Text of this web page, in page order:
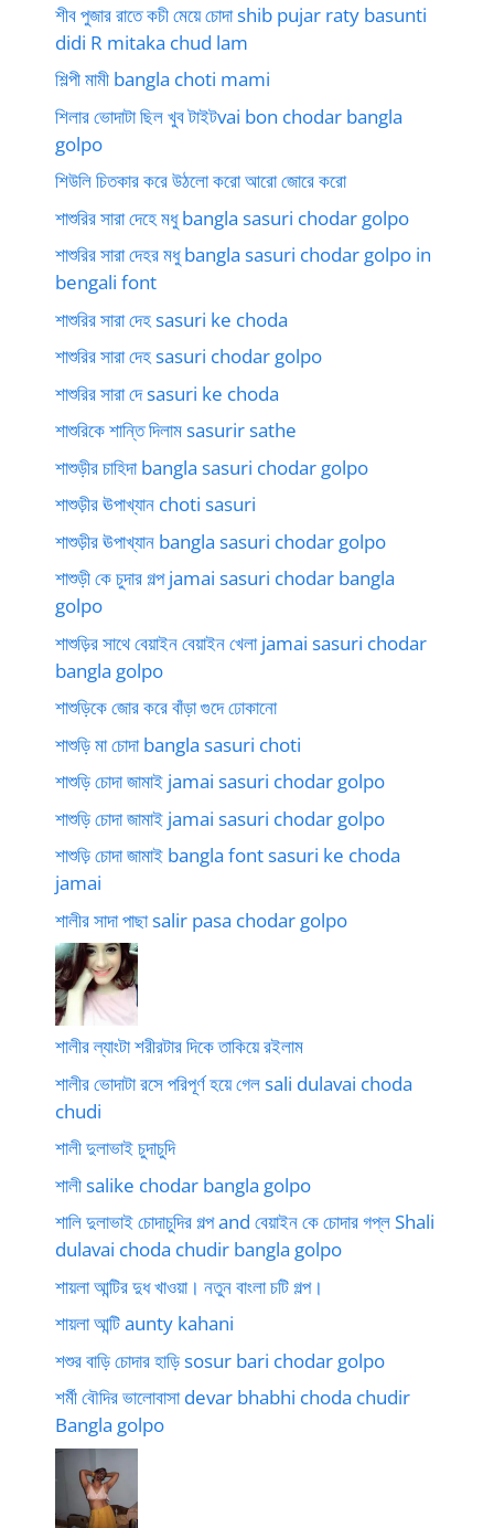
শীব পুজার রাতে কচী মেয়ে চোদা shib pujar raty basunti
didi R mitaka chud lam
শিল্পী মামী bangla choti mami
শিলার ভোদাটা ছিল খুব টাইটvai bon chodar bangla
golpo
শিউলি চিতকার করে উঠলো করো আরো জোরে করো
শাশুরির সারা দেহে মধু bangla sasuri chodar golpo
শাশুরির সারা দেহর মধু bangla sasuri chodar golpo in
bengali font
শাশুরির সারা দেহ sasuri ke choda
শাশুরির সারা দেহ sasuri chodar golpo
শাশুরির সারা দে sasuri ke choda
শাশুরিকে শান্তি দিলাম sasurir sathe
শাশুড়ীর চাহিদা bangla sasuri chodar golpo
শাশুড়ীর ঊপাখ্যান choti sasuri
শাশুড়ীর ঊপাখ্যান bangla sasuri chodar golpo
শাশুড়ী কে চুদার গল্প jamai sasuri chodar bangla
golpo
শাশুড়ির সাথে বেয়াইন বেয়াইন খেলা jamai sasuri chodar
bangla golpo
শাশুড়িকে জোর করে বাঁড়া গুদে ঢোকানো
শাশুড়ি মা চোদা bangla sasuri choti
শাশুড়ি চোদা জামাই jamai sasuri chodar golpo
শাশুড়ি চোদা জামাই jamai sasuri chodar golpo
শাশুড়ি চোদা জামাই bangla font sasuri ke choda
jamai
শালীর সাদা পাছা salir pasa chodar golpo
শালীর ল্যাংটা শরীরটার দিকে তাকিয়ে রইলাম
শালীর ভোদাটা রসে পরিপূর্ণ হয়ে গেল sali dulavai choda
chudi
শালী দুলাভাই চুদাচুদি
শালী salike chodar bangla golpo
শালি দুলাভাই চোদাচুদির গল্প and বেয়াইন কে চোদার গপ্ল Shali
dulavai choda chudir bangla golpo
শায়লা আন্টির দুধ খাওয়া। নতুন বাংলা চটি গল্প।
শায়লা আন্টি aunty kahani
শশুর বাড়ি চোদার হাড়ি sosur bari chodar golpo
শর্মী বৌদির ভালোবাসা devar bhabhi choda chudir
Bangla golpo